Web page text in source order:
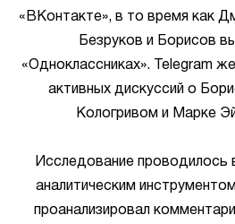
«ВКонтакте», в то время как
Безруков и Борисов
«Одноклассниках». Telegram
активных дискуссий о
Кологривом и Марке
Исследование проводилось
аналитическим
проанализировал